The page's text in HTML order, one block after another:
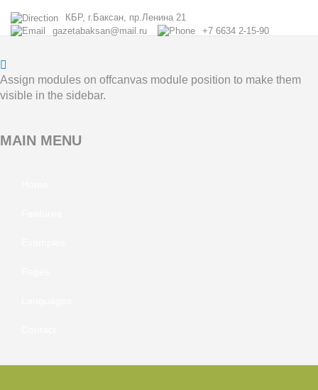
Assign modules on offcanvas module position to make them
visible in the sidebar.
MAIN MENU
КБР, г.Баксан, пр.Ленина 21
gazetabaksan@mail.ru
+7 6634 2-15-90